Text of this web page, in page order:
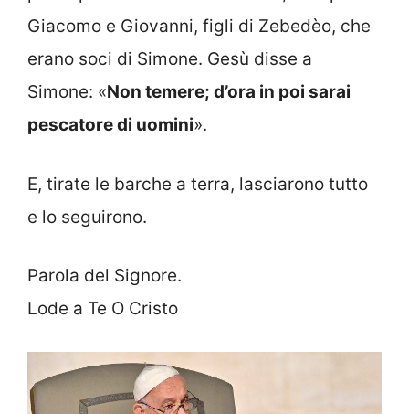
Giacomo e Giovanni, figli di Zebedèo, che
erano soci di Simone. Gesù disse a
Simone: «Non temere; d’ora in poi sarai
pescatore di uomini».
E, tirate le barche a terra, lasciarono tutto
e lo seguirono.
Parola del Signore.
Lode a Te O Cristo